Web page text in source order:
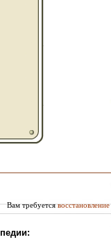
Вам требуется